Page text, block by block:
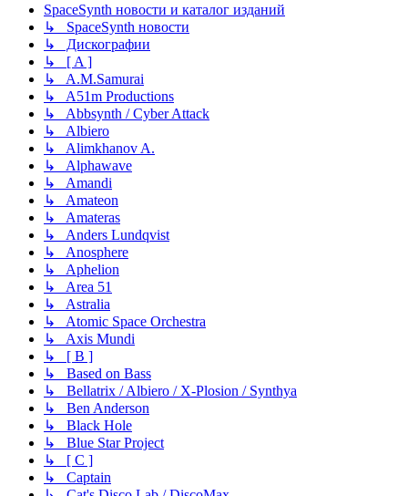
SpaceSynth новости и каталог изданий
↳ SpaceSynth новости
↳ Дискографии
↳ [ A ]
↳ A.M.Samurai
↳ A51m Productions
↳ Abbsynth / Cyber Attack
↳ Albiero
↳ Alimkhanov A.
↳ Alphawave
↳ Amandi
↳ Amateon
↳ Amateras
↳ Anders Lundqvist
↳ Anosphere
↳ Aphelion
↳ Area 51
↳ Astralia
↳ Atomic Space Orchestra
↳ Axis Mundi
↳ [ B ]
↳ Based on Bass
↳ Bellatrix / Albiero / X-Plosion / Synthya
↳ Ben Anderson
↳ Black Hole
↳ Blue Star Project
↳ [ C ]
↳ Captain